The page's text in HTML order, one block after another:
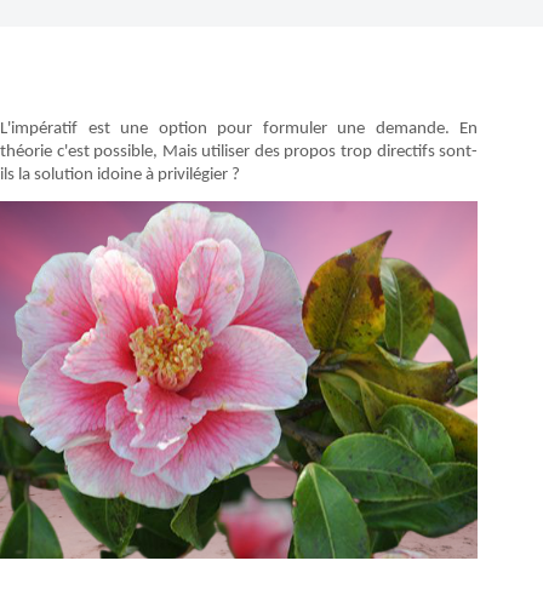
L'impératif est une option pour formuler une demande. En
théorie c'est possible, Mais utiliser des propos trop directifs sont-
ils la solution idoine à privilégier ?